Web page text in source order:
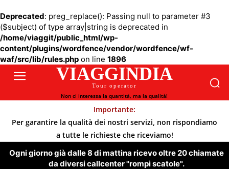
Deprecated: preg_replace(): Passing null to parameter #3
($subject) of type array|string is deprecated in
/home/viaggit/public_html/wp-
content/plugins/wordfence/vendor/wordfence/wf-
waf/src/lib/rules.php on line 1896
VIAGGINDIA
Tour operator
Non ci interessa la quantità, ma la qualità!
Importante:
Per garantire la qualità dei nostri servizi, non rispondiamo
a tutte le richieste che riceviamo!
Ogni giorno già dalle 8 di mattina ricevo oltre 20 chiamate
da diversi callcenter "rompi scatole".